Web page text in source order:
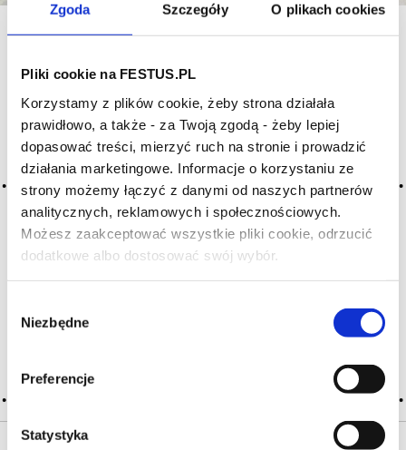
Zgoda Szczegóły O plikach cookies
Pliki cookie na FESTUS.PL
Korzystamy z plików cookie, żeby strona działała
prawidłowo, a także - za Twoją zgodą - żeby lepiej
dopasować treści, mierzyć ruch na stronie i prowadzić
działania marketingowe. Informacje o korzystaniu ze
strony możemy łączyć z danymi od naszych partnerów
analitycznych, reklamowych i społecznościowych.
Możesz zaakceptować wszystkie pliki cookie, odrzucić
dodatkowe albo dostosować swój wybór.
zgody
Niezbędne
Preferencje
Statystyka
Czy masz ukończone 18 lat?
strona główna / wild berry
Archiwum wpisów tagu: wild
berry
dzikie jagody
2016-05-10
aromat owocowy (tzw. małe czerwone owoce) obecny
w każdym czerwonym i różowym winie; przypomina
w winach z gamay, pinot noir, … Więcej dzikie jagody →